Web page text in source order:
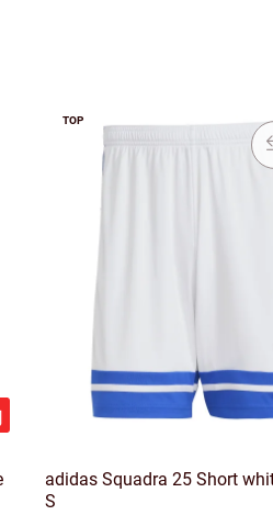
TOP
adidas Squadra 25 Short
S